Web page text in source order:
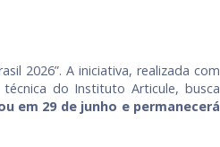
2026”. A iniciativa, realizada com
do Instituto Articule, busca
em 29 de junho e permanecerá